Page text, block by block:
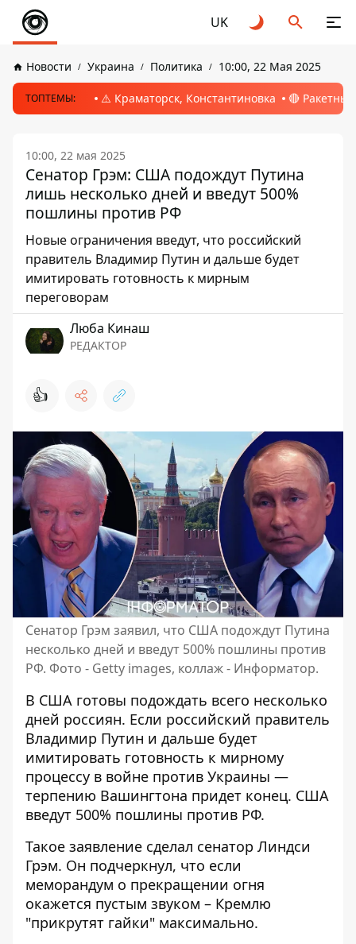
UK
Новости Украина Политика 10:00, 22 Мая 2025
ТОПТЕМЫ: ⚠️ Краматорск, Константиновка 🔴
10:00, 22 мая 2025
Сенатор Грэм: США подождут Путина
лишь несколько дней и введут 500%
пошлины против РФ
Новые ограничения введут, что российский
правитель Владимир Путин и дальше будет
имитировать готовность к мирным
переговорам
Люба Кинаш
РЕДАКТОР
👍
Сенатор Грэм заявил, что США подождут Путина
несколько дней и введут 500% пошлины против
РФ. Фото - Getty images, коллаж - Информатор.
В США готовы подождать всего несколько
дней россиян. Если российский правитель
Владимир Путин и дальше будет
имитировать готовность к мирному
процессу в войне против Украины —
терпению Вашингтона придет конец. США
введут 500% пошлины против РФ.
Такое заявление сделал сенатор Линдси
Грэм. Он подчеркнул, что если
меморандум о прекращении огня
окажется пустым звуком – Кремлю
"прикрутят гайки" максимально.